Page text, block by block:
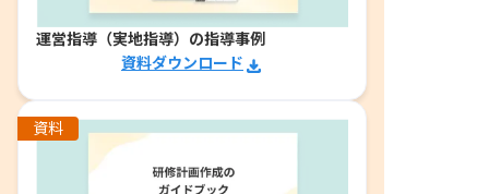
運営指導（実地指導）の指導事例
資料ダウンロード
資料